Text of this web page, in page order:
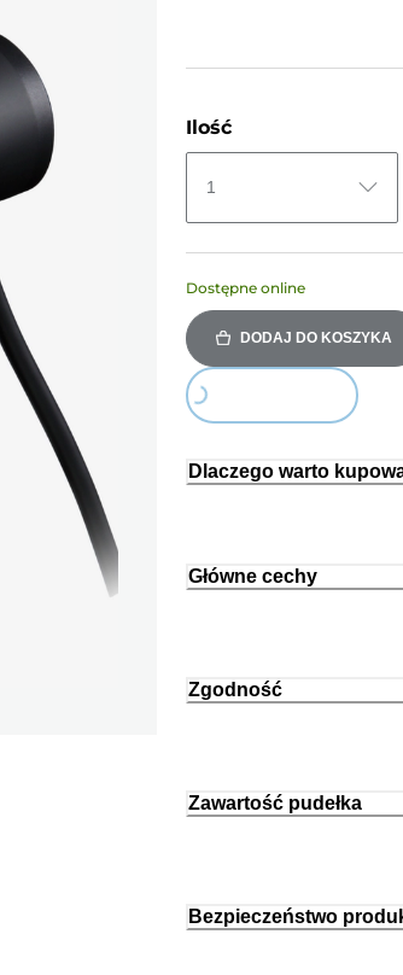
Ilość
1
Dostępne online
DODAJ DO KOSZYKA
Loading...
Dlaczego warto
Główne cechy
Zgodność
Zawartość pudełka
Bezpieczeństwo